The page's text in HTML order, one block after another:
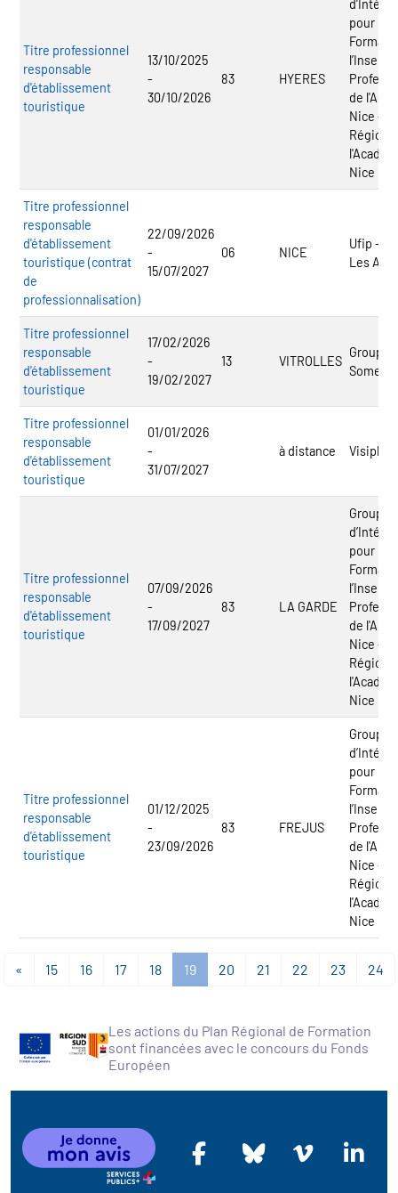
Titre professionnel
responsable
d'établissement
touristique
13/10/2025
-
30/10/2026
83 HYERES
pour la
de
Nice -
Nice
Titre professionnel
responsable
d'établissement
touristique (contrat
de
professionnalisation)
22/09/2026
-
15/07/2027
06 NICE
Ufip -
Les
Titre professionnel
responsable
d'établissement
touristique
17/02/2026
-
19/02/2027
13 VITROLLES
Groupe
Titre professionnel
responsable
d'établissement
touristique
01/01/2026
-
31/07/2027
à distance Visiplus
Titre professionnel
responsable
d'établissement
touristique
07/09/2026
-
17/09/2027
83 LA GARDE
pour la
de
Nice -
Nice
Titre professionnel
responsable
d'établissement
touristique
01/12/2025
-
23/09/2026
83 FREJUS
pour la
de
Nice -
Nice
« 15 16 17 18 19 20 21 22 23 24
Les actions du Plan Régional de Formation
sont financées avec le concours du Fonds
Européen